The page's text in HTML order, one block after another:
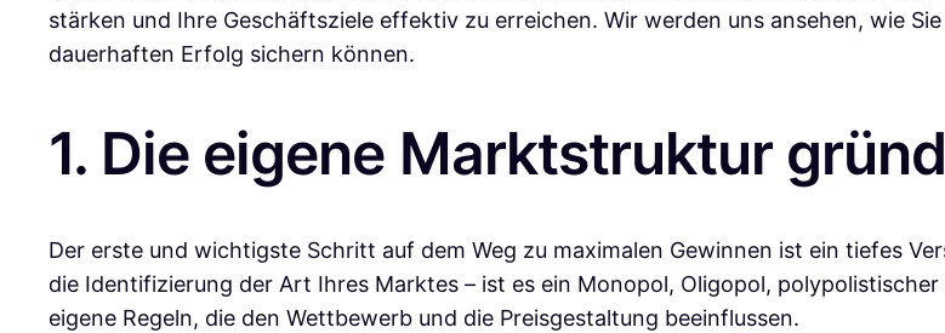
stärken und Ihre Geschäftsziele effektiv zu erreichen. Wir werden uns ansehen, wie
dauerhaften Erfolg sichern können.
1. Die eigene Marktstruktur
Der erste und wichtigste Schritt auf dem Weg zu maximalen Gewinnen ist ein tiefes
die Identifizierung der Art Ihres Marktes – ist es ein Monopol, Oligopol,
eigene Regeln, die den Wettbewerb und die Preisgestaltung beeinflussen.